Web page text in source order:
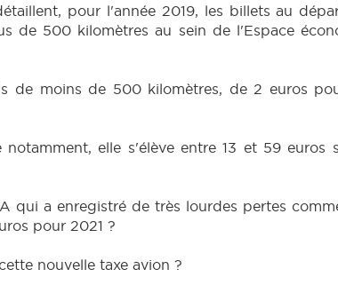
pour l'année 2019, les billets au
de 500 kilomètres au sein de l'Espace
de moins de 500 kilomètres, de 2 euros
elle s'élève entre 13 et 59 euros
qui a enregistré de très lourdes pertes
pour 2021 ?
nouvelle taxe avion ?